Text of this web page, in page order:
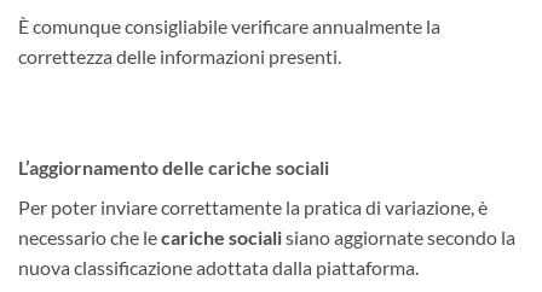
È comunque consigliabile verificare annualmente la
correttezza delle informazioni presenti.
L’aggiornamento delle cariche sociali
Per poter inviare correttamente la pratica di variazione, è
necessario che lecariche socialisiano aggiornate secondo la
nuova classificazione adottata dalla piattaforma.